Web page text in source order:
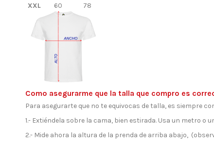
XXL
60 78
Como asegurarme que la talla que compro es
Para asegurarte que no te equivocas de talla, es siempre
1.- Extiéndela sobre la cama, bien estirada. Usa un metro o
2.- Mide ahora la altura de la prenda de arriba abajo,